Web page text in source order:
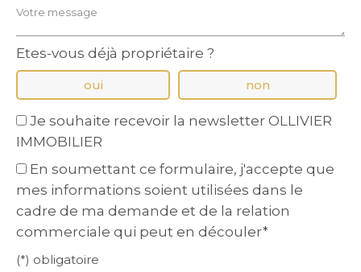
Votre message :
Etes-vous déjà propriétaire ?
oui non
Je souhaite recevoir la newsletter OLLIVIER
IMMOBILIER
En soumettant ce formulaire, j'accepte que
mes informations soient utilisées dans le
cadre de ma demande et de la relation
commerciale qui peut en découler*
(*) obligatoire